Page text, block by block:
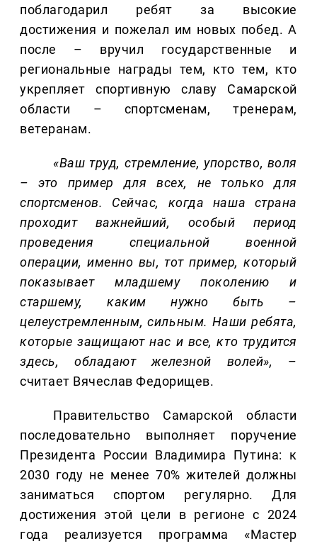
поблагодарил ребят за высокие
достижения и пожелал им новых побед. А
после – вручил государственные и
региональные награды тем, кто тем, кто
укрепляет спортивную славу Самарской
области – спортсменам, тренерам,
ветеранам.
«Ваш труд, стремление, упорство, воля
– это пример для всех, не только для
спортсменов. Сейчас, когда наша страна
проходит важнейший, особый период
проведения специальной военной
операции, именно вы, тот пример, который
показывает младшему поколению и
старшему, каким нужно быть –
целеустремленным, сильным. Наши ребята,
которые защищают нас и все, кто трудится
здесь, обладают железной волей»,
–
считает Вячеслав Федорищев.
Правительство Самарской области
последовательно выполняет поручение
Президента России Владимира Путина: к
2030 году не менее 70% жителей должны
заниматься спортом регулярно. Для
достижения этой цели в регионе с 2024
года реализуется программа «Мастер